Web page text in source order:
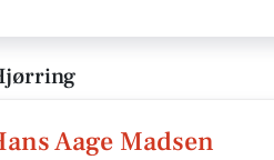
Aage Madsen